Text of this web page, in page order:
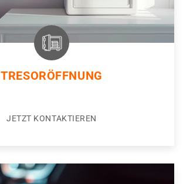
TRESORÖFFNUNG
JETZT KONTAKTIEREN